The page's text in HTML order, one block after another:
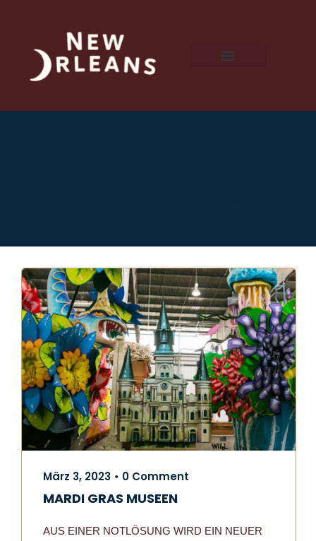
März 3, 2023 • 0 Comment
MARDI GRAS MUSEEN
AUS EINER NOTLÖSUNG WIRD EIN NEUER